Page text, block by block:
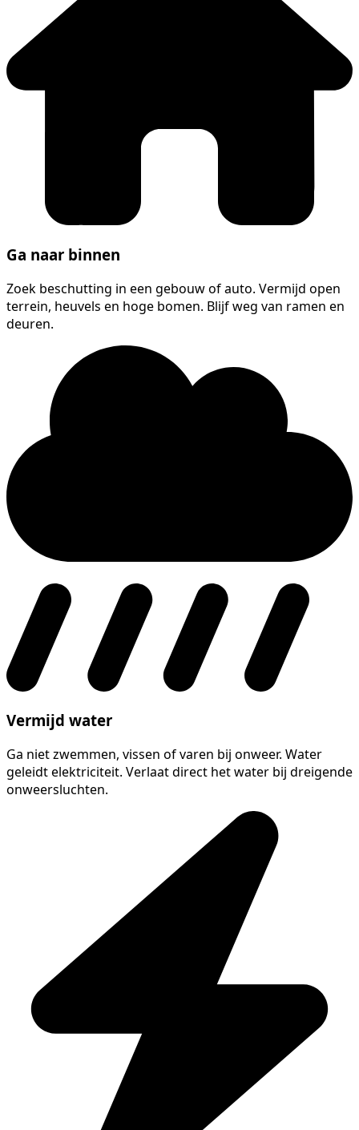
Ga naar binnen
Zoek beschutting in een gebouw of auto. Vermijd open
terrein, heuvels en hoge bomen. Blijf weg van ramen en
deuren.
Vermijd water
Ga niet zwemmen, vissen of varen bij onweer. Water
geleidt elektriciteit. Verlaat direct het water bij dreigende
onweersluchten.